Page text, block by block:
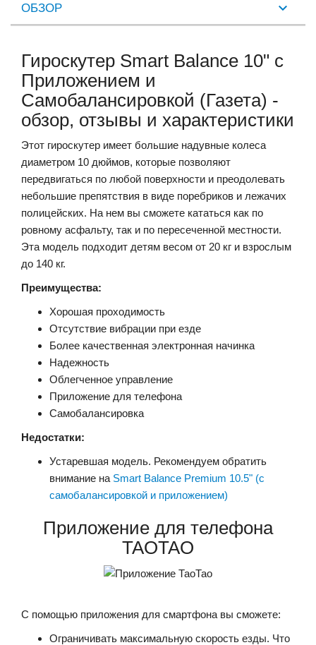
ОБЗОР
Гироскутер Smart Balance 10" c
Приложением и
Самобалансировкой (Газета) -
обзор, отзывы и характеристики
Этот гироскутер имеет большие надувные колеса
диаметром 10 дюймов, которые позволяют
передвигаться по любой поверхности и преодолевать
небольшие препятствия в виде поребриков и лежачих
полицейских. На нем вы сможете кататься как по
ровному асфальту, так и по пересеченной местности.
Эта модель подходит детям весом от 20 кг и взрослым
до 140 кг.
Преимущества:
Хорошая проходимость
Отсутствие вибрации при езде
Более качественная электронная начинка
Надежность
Облегченное управление
Приложение для телефона
Самобалансировка
Недостатки:
Устаревшая модель. Рекомендуем обратить
внимание на Smart Balance Premium 10.5" (с
самобалансировкой и приложением)
Приложение для телефона
TAOTAO
С помощью приложения для смартфона вы сможете:
Ограничивать максимальную скорость езды. Что